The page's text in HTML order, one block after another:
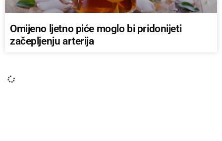
Omijeno ljetno piće moglo bi pridonijeti
začepljenju arterija